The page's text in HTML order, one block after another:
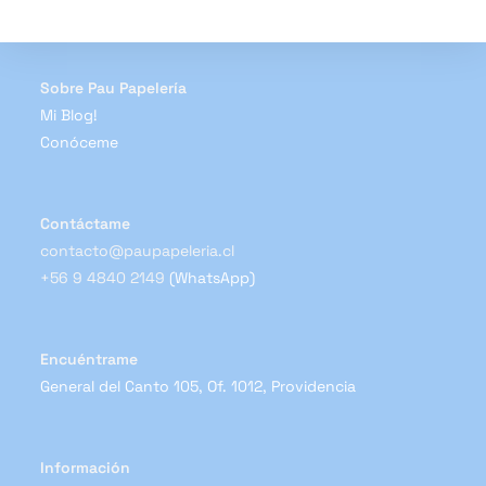
la
Sobre Pau Papelería
Mi Blog!
Conóceme
Contáctame
contacto@paupapeleria.cl
+56 9 4840 2149 (WhatsApp)
Encuéntrame
General del Canto 105, Of. 1012, Providencia
Información